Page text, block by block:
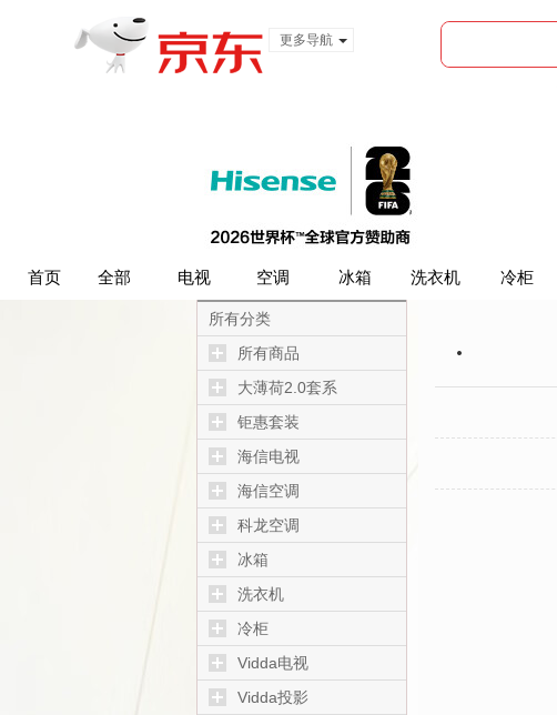
更多导航
首页 全部 电视 洗衣机
冰箱 冷柜
空调
首页 全部 电视 洗衣机
冰箱 冷柜
空调
所有分类
所有商品
大薄荷2.0套系
钜惠套装
海信电视
海信空调
科龙空调
冰箱
洗衣机
冷柜
Vidda电视
Vidda投影